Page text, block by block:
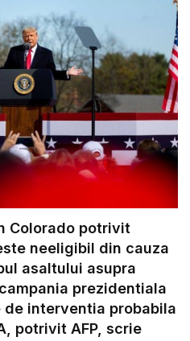
Colorado potrivit
neeligibil din cauza
asaltului asupra
prezidentiala
interventia probabila
potrivit AFP, scrie